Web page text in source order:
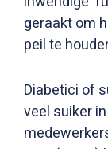
geraakt om
peil te
Diabetici of
veel suiker